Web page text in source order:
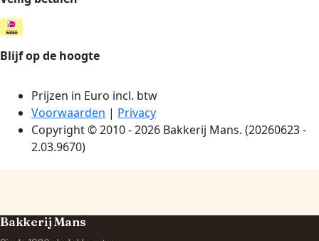
Bakkerij Mans